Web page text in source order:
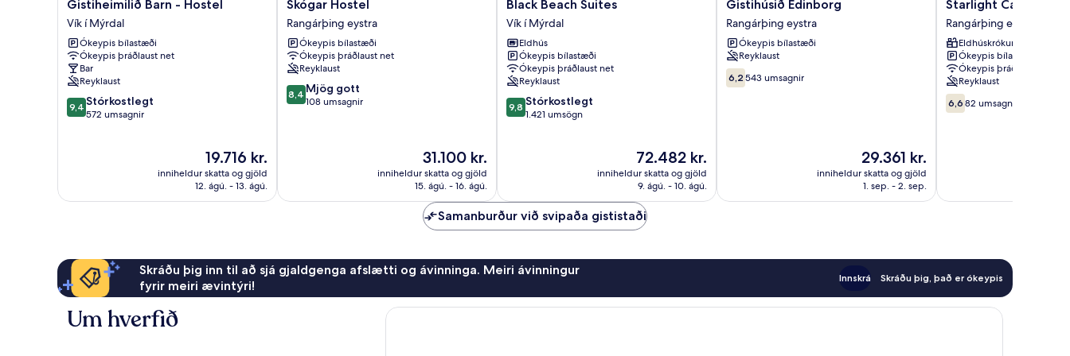
Barn
-
Hostel
Vík
Mýrdal
Gistiheimilið Barn - Hostel
Vík í Mýrdal
Ókeypis bílastæði
Ókeypis þráðlaust net
Bar
Reyklaust
9.4
af
9,4 Stórkostlegt
572 umsagnir
Verðið
er
19.716 kr.
19.716 kr.
inniheldur skatta og gjöld
12. ágú. - 13. ágú.
Hostel
Rangárþing
eystra
Skógar Hostel
Rangárþing eystra
Ókeypis bílastæði
Ókeypis þráðlaust net
Reyklaust
8.4
af
8,4 Mjög gott
108 umsagnir
Verðið
er
31.100 kr.
31.100 kr.
inniheldur skatta og gjöld
15. ágú. - 16. ágú.
Beach
Suites
Vík
Mýrdal
Black Beach Suites
Vík í Mýrdal
Eldhús
Ókeypis bílastæði
Ókeypis þráðlaust net
Reyklaust
9.8
af
9,8 Stórkostlegt
1.421 umsögn
Verðið
er
72.482 kr.
72.482 kr.
inniheldur skatta og gjöld
9. ágú. - 10. ágú.
Edinborg
Rangárþing
eystra
Gistihúsið Edinborg
Rangárþing eystra
Ókeypis bílastæði
Reyklaust
6.2af
10,
6,2 543 umsagnir
Verðið
er
29.361 kr.
29.361 kr.
inniheldur skatta og gjöld
1. sep. - 2. sep.
Camping
Pods
Rangárþing
eystra
Starlight Camping
Rangárþing eystra
Eldhúskrókur
Ókeypis bílastæði
Ókeypis þráðlaust net
Reyklaust
6.6af
10,
6,6 82 umsagnir
Samanburður við svipaða gististaði
Skráðu þig inn til að sjá gjaldgenga afslætti og ávinninga. Meiri ávinningur
fyrir meiri ævintýri!
Innskrá Skráðu þig, það er ókeypis
Um hverfið